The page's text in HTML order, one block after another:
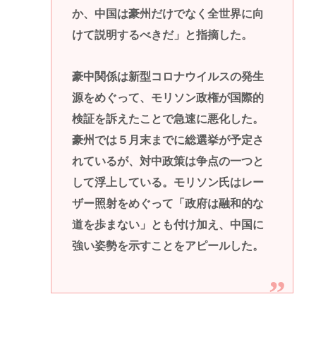
か、中国は豪州だけでなく全世界に向
けて説明するべきだ」と指摘した。
豪中関係は新型コロナウイルスの発生
源をめぐって、モリソン政権が国際的
検証を訴えたことで急速に悪化した。
豪州では５月末までに総選挙が予定さ
れているが、対中政策は争点の一つと
して浮上している。モリソン氏はレー
ザー照射をめぐって「政府は融和的な
道を歩まない」とも付け加え、中国に
強い姿勢を示すことをアピールした。